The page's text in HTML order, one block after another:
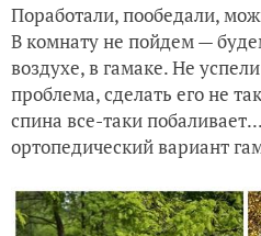
Поработали, пообедали,
В комнату не пойдем —
воздухе, в гамаке. Не
проблема, сделать его не
спина все-таки
ортопедический вариант